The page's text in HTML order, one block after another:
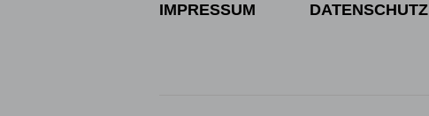
IMPRESSUM DATENSCHUTZ